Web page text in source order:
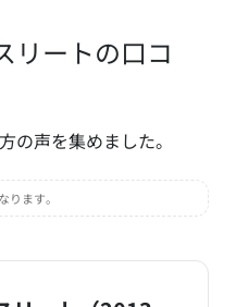
リートの口コ
の声を集めました。
ます。